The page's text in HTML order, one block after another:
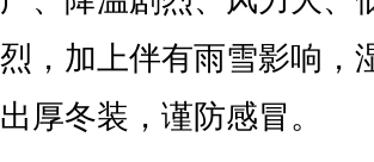
烈，加上伴有雨雪影响，
出厚冬装，谨防感冒。